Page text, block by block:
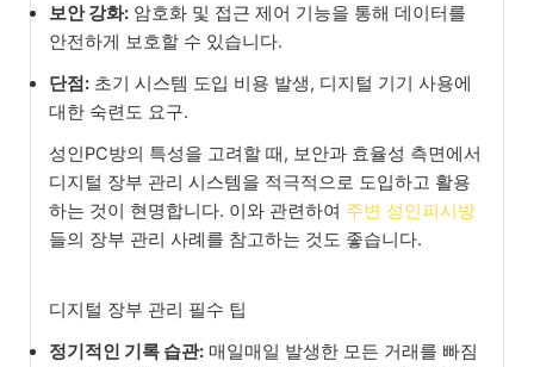
보안 강화: 암호화 및 접근 제어 기능을 통해 데이터를
안전하게 보호할 수 있습니다.
단점: 초기 시스템 도입 비용 발생, 디지털 기기 사용에
대한 숙련도 요구.
성인PC방의 특성을 고려할 때, 보안과 효율성 측면에서
디지털 장부 관리 시스템을 적극적으로 도입하고 활용
하는 것이 현명합니다. 이와 관련하여 주변 성인피시방
들의 장부 관리 사례를 참고하는 것도 좋습니다.
디지털 장부 관리 필수 팁
정기적인 기록 습관: 매일매일 발생한 모든 거래를 빠짐